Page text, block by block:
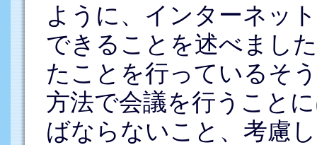
ように、インターネッ
できることを述べまし
たことを行っているそ
方法で会議を行うこと
ばならないこと、考慮